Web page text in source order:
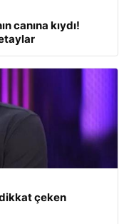
canına kıydı!
dikkat çeken